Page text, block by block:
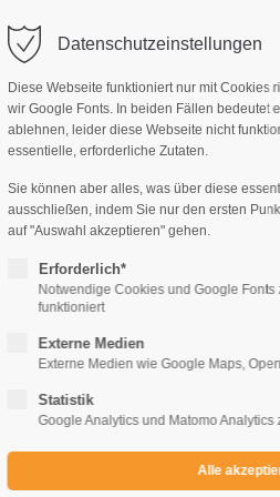
MANUSKRIPTE
Rika Mohn / Izzy O'Brian
Merlin und Princess
€12,90 €
Datenschutzeinstellungen
Diese Webseite funktioniert nur mit Cookies
wir Google Fonts. In beiden Fällen bedeutet
ablehnen, leider diese Webseite nicht
essentielle, erforderliche Zutaten.
Sie können aber alles, was über diese
ausschließen, indem Sie nur den ersten
auf "Auswahl akzeptieren" gehen.
Erforderlich*
Notwendige Cookies und Google
funktioniert
Externe Medien
Externe Medien wie Google Maps,
Statistik
Google Analytics und Matomo Analytics